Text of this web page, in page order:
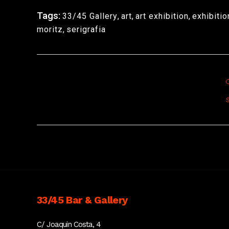
Tags: 33/45 Gallery, art, art exhibition,
moritz, serigrafia
33/45 Bar & Gallery
C/ Joaquin Costa, 4